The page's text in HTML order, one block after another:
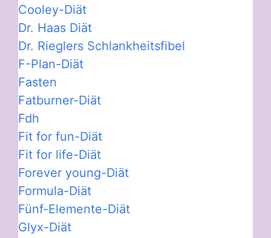
Cooley-Diät
Dr. Haas Diät
Dr. Rieglers Schlankheitsfibel
F-Plan-Diät
Fasten
Fatburner-Diät
Fdh
Fit for fun-Diät
Fit for life-Diät
Forever young-Diät
Formula-Diät
Fünf-Elemente-Diät
Glyx-Diät